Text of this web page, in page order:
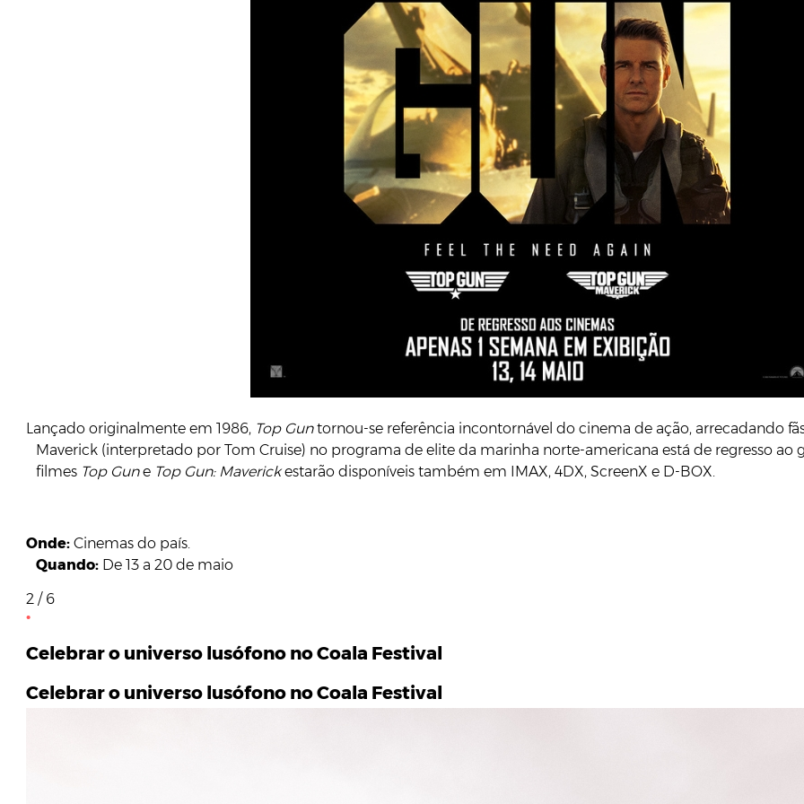
Lançado originalmente em 1986, Top Guntornou-se referência incontornável do cinema de ação, arrecadando
Maverick (interpretado por Tom Cruise) no programa de elite da marinha norte-americana está de regresso ao
filmes Top Gune Top Gun: Maverickestarão disponíveis também em IMAX, 4DX, ScreenX e D-BOX.
Onde:Cinemas do país.
Quando: De 13 a 20 de maio
2 / 6
Celebrar o universo lusófono no Coala Festival
Celebrar o universo lusófono no Coala Festival